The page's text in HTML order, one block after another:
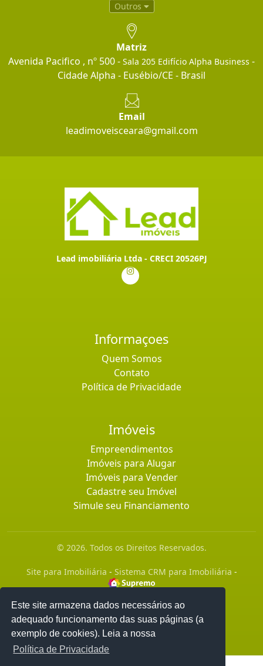
Este site armazena dados necessários ao
adequado funcionamento das suas páginas (a
exemplo de cookies). Leia a nossa
Política de Privacidade
Outros
Matriz
Avenida Pacifico , nº 500 - Sala 205 Edifício Alpha Business -
Cidade Alpha - Eusébio/CE - Brasil
Email
leadimoveisceara@gmail.com
Lead imobiliária Ltda - CRECI 20526PJ
Informaçoes
Quem Somos
Contato
Política de Privacidade
Imóveis
Empreendimentos
Imóveis para Alugar
Imóveis para Vender
Cadastre seu Imóvel
Simule seu Financiamento
© 2026. Todos os Direitos Reservados.
Site para Imobiliária - Sistema CRM para Imobiliária -